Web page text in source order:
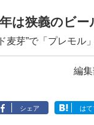
は狭義のビー
麦芽”で「プレモル
編
シェア はて